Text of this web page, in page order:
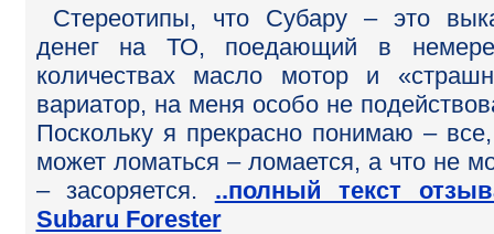
Стереотипы, что Субару – это
денег на ТО, поедающий в
количествах масло мотор и
вариатор, на меня особо не
Поскольку я прекрасно понимаю –
может ломаться – ломается, а что не
– засоряется. ..полный текст
Subaru Forester